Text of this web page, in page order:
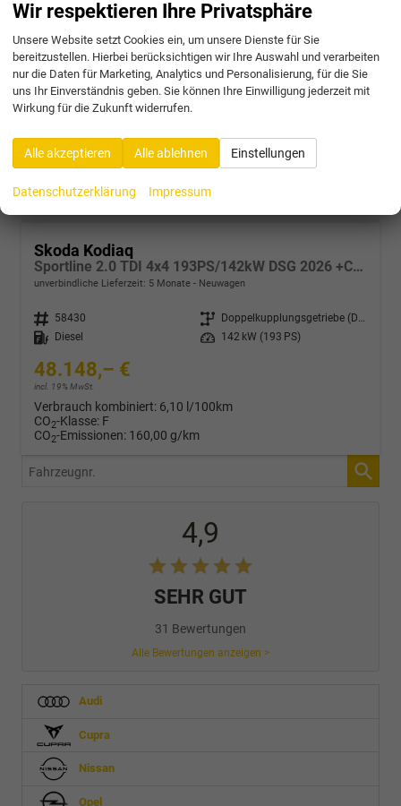
unverbindliche Lieferzeit:
Fahrzeugnr. 58428 Getriebe
Doppelkupplungsgetriebe (DSG)
Kraftstoff
Benzin Leistung 150 kW (204 PS)
47.031,– €
Verbrauch kombiniert:
7,60 l/100km
CO -Klasse:F
Skoda Kodiaq
Sportline 2.0 TDI 4x4 193PS/142kW DSG 2026 +CANTON+CONVENIENCE PLUS+PERFORMANCE+AKUSTIK
unverbindliche Lieferzeit: 5 Monate Neuwagen
Fahrzeugnr. 58430 Getriebe
Doppelkupplungsgetriebe (DSG)
Kraftstoff
Diesel Leistung 142 kW (193 PS)
48.148,– €
incl. 19% MwSt.
Verbrauch kombiniert: 6,10 l/100km
CO2-Klasse: F
CO2-Emissionen: 160,00 g/km
Fahrzeugnr.
4,9
SEHR GUT
31 Bewertungen
Alle Bewertungen anzeigen >
Audi
Cupra
Nissan
Opel
Wir respektieren Ihre Privatsphäre
Unsere Website setzt Cookies ein, um unsere Dienste für Sie
bereitzustellen. Hierbei berücksichtigen wir Ihre Auswahl und verarbeiten
nur die Daten für Marketing, Analytics und Personalisierung, für die Sie
uns Ihr Einverständnis geben. Sie können Ihre Einwilligung jederzeit mit
Wirkung für die Zukunft widerrufen.
Alle akzeptieren Alle ablehnen Einstellungen
Datenschutzerklärung Impressum